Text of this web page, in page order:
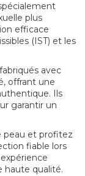
plus
efficace
(IST) et les
avec
offrant une
Ils
garantir un
peau et profitez
fiable lors
haute qualité.